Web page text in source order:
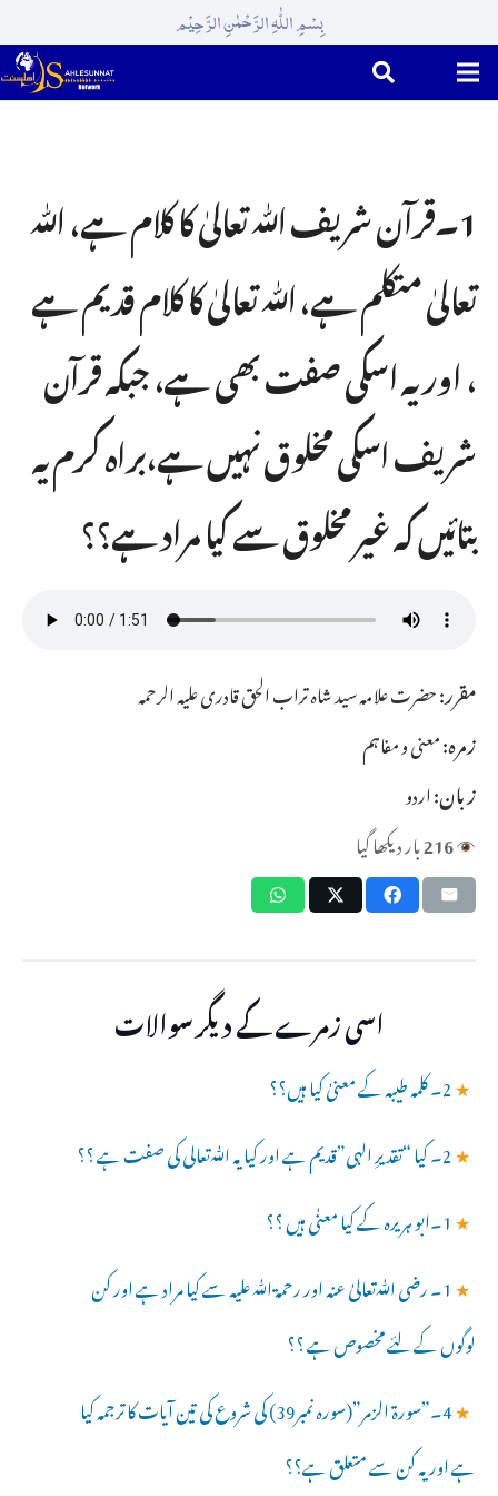
بِسْمِ اللّٰہِ الرَّحْمٰنِ الرَّحِیْم
1۔قرآن شریف ﷲ تعالیٰ کا کلام ہے، ﷲ
تعالیٰ متکلم ہے، ﷲ تعالیٰ کا کلام قدیم ہے
، اور یہ اسکی صفت بھی ہے، جبکہ قرآن
شریف اسکی مخلوق نہیں ہے،براہ کرم یہ
بتائیں کہ غیر مخلوق سے کیا مراد ہے؟؟
مقرر:حضرت علامہ سید شاہ تراب الحق قادری علیہ الرحمہ
زمرہ:معنی و مفاہم
زبان:اردو
216بار دیکھا گیا
اسی زمرے کے دیگر سوالات
★2۔ کلمہ طیبہ کے معنیٰ کیا ہیں؟؟
★2۔ کیا “تقدیرِ الہی”قدیم ہے اور کیا یہ ﷲتعالی کی صفت ہے ؟؟
★1۔ابو ہریرہ کے کیا معنٰی ہیں ؟؟
★ 1۔ رضی ﷲتعالیٰ عنہ اور رحمۃ ﷲ علیہ سے کیا مراد ہے اور کن
لوگوں کے لئے مخصوص ہے ؟؟
★
4۔”سورۃ الزمر”(سورہ نمبر39) کی شروع کی تین آیات کا ترجمہ کیا
ہے اور یہ کن سے متعلق ہے؟؟